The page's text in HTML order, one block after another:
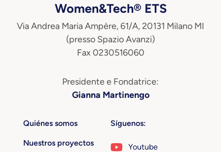
Women&Tech® ETS
Via Andrea Maria Ampère, 61/A, 20131 Milano MI
(presso Spazio Avanzi)
Fax 0230516060
Presidente e Fondatrice:
Gianna Martinengo
Quiénes somos
Nuestros proyectos
Síguenos:
Youtube